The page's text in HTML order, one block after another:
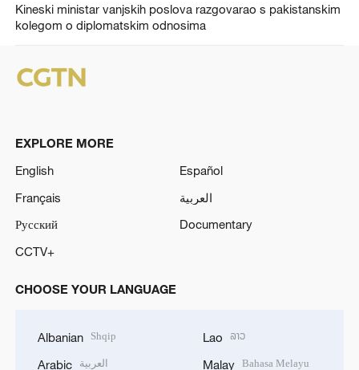
Kineski ministar vanjskih poslova razgovarao s pakistanskim
kolegom o diplomatskim odnosima
EXPLORE MORE
English
Español
Français
العربية
Русский
Documentary
CCTV+
CHOOSE YOUR LANGUAGE
Albanian Shqip
Arabic العربية
Lao ລາວ
Malay Bahasa Melayu